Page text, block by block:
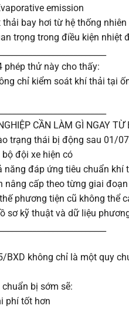
emission
bay hơi từ hệ thống nhiên
trọng trong điều kiện nhiệt
phép thử này cho thấy:
chỉ kiểm soát khí thải tại
CẦN LÀM GÌ NGAY TỪ
trạng thái bị động sau 01/
bộ đội xe hiện có
năng đáp ứng tiêu chuẩn khí
nâng cấp theo từng giai đoạn
phương tiện cũ không thể
sơ kỹ thuật và dữ liệu
BXD không chỉ là một quy
bị sớm sẽ:
phí tốt hơn